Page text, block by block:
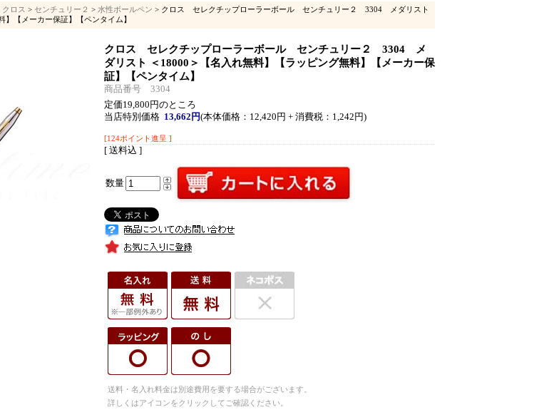
クロス > センチュリー２ > 水性ボールペン > クロス セレクチップローラーボール センチュリー２ 3304 メダリスト
】【メーカー保証】【ペンタイム】
クロス セレクチップローラーボール センチュリー２ 3304 メ
ダリスト ＜18000＞【名入れ無料】【ラッピング無料】【メーカー保
証】【ペンタイム】
商品番号 3304
定価19,800円のところ
当店特別価格 13,662円(本体価格：12,420円 + 消費税：1,242円)
[124ポイント進呈 ]
[ 送料込 ]
数量
送料・名入れ料金は別途費用を要する場合がございます。
詳しくはアイコンをクリックしてご確認ください。